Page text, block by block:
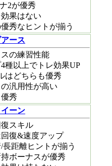
2が優秀
効果はない
秀なヒントが揃う
ース
スの練習性能
4種以上でトレ効果UP
はどちらも優秀
の汎用性が高い
秀
ーン
復スキル
回復&速度アップ
長距離ヒントが揃う
持ボーナスが優秀